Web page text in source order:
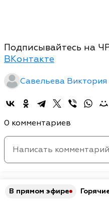
Подписывайтесь на
ВКонтакте
Савельева Виктория
0 комментариев
В прямом эфире